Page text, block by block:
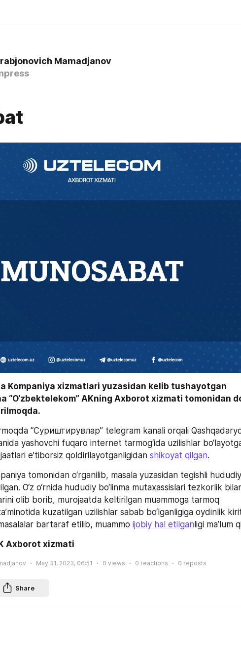
Mamadjanov
Kompaniya xizmatlari yuzasidan kelib tushayotgan
“O‘zbektelekom” AKning Axborot xizmati tomonidan
“Суриштирувлар” telegram kanali orqali
yashovchi fuqaro internet tarmog‘ida uzilishlar
e’tiborsiz qoldirilayotganligidan shikoyat qilgan.
tomonidan o‘rganilib, masala yuzasidan tegishli hududiy
O‘z o‘rnida hududiy bo‘linma mutaxassislari tezkorlik
olib borib, murojaatda keltirilgan muammoga tarmoq
kuzatilgan uzilishlar sabab bo‘lganligiga oydinlik
bartaraf etilib, muammo ijobiy hal etilganligi ma’lum
Axborot xizmati
May 31, 2023, 06:51 0 views 0 reactions 0 reposts
Share